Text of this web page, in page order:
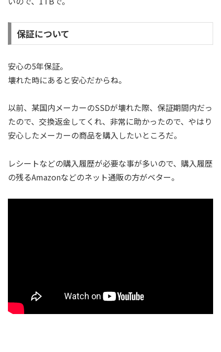
保証について
安心の5年保証。
壊れた時にあると安心だからね。
以前、某国内メーカーのSSDが壊れた際、保証期間内だっ
たので、交換返金してくれ、非常に助かったので、やはり
安心したメーカーの商品を購入したいところだ。
レシートなどの購入履歴が必要な事が多いので、購入履歴
の残るAmazonなどのネット通販の方がベター。